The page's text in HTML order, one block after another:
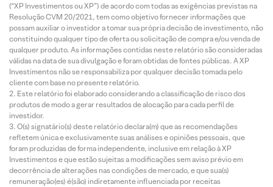
(“XP Investimentos ou XP”) de acordo com todas as exigências previstas na
Resolução CVM 20/2021, tem como objetivo fornecer informações que
possam auxiliar o investidor a tomar sua própria decisão de investimento, não
constituindo qualquer tipo de oferta ou solicitação de compra e/ou venda de
qualquer produto. As informações contidas neste relatório são consideradas
válidas na data de sua divulgação e foram obtidas de fontes públicas. A XP
Investimentos não se responsabiliza por qualquer decisão tomada pelo
cliente com base no presente relatório.
Este relatório foi elaborado considerando a classificação de risco dos
produtos de modo a gerar resultados de alocação para cada perfil de
investidor.
O(s) signatário(s) deste relatório declara(m) que as recomendações
refletem única e exclusivamente suas análises e opiniões pessoais, que
foram produzidas de forma independente, inclusive em relação à XP
Investimentos e que estão sujeitas a modificações sem aviso prévio em
decorrência de alterações nas condições de mercado, e que sua(s)
remuneração(es) é(são) indiretamente influenciada por receitas